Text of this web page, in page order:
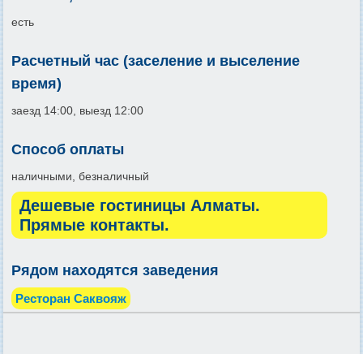
есть
Расчетный час (заселение и выселение
время)
заезд 14:00, выезд 12:00
Способ оплаты
наличными, безналичный
Дешевые гостиницы Алматы.
Прямые контакты.
Рядом находятся заведения
Ресторан Саквояж